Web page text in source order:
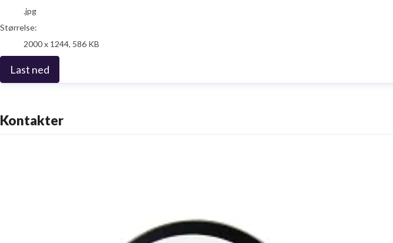
.jpg
Størrelse:
2000 x 1244, 586 KB
Last ned
Kontakter